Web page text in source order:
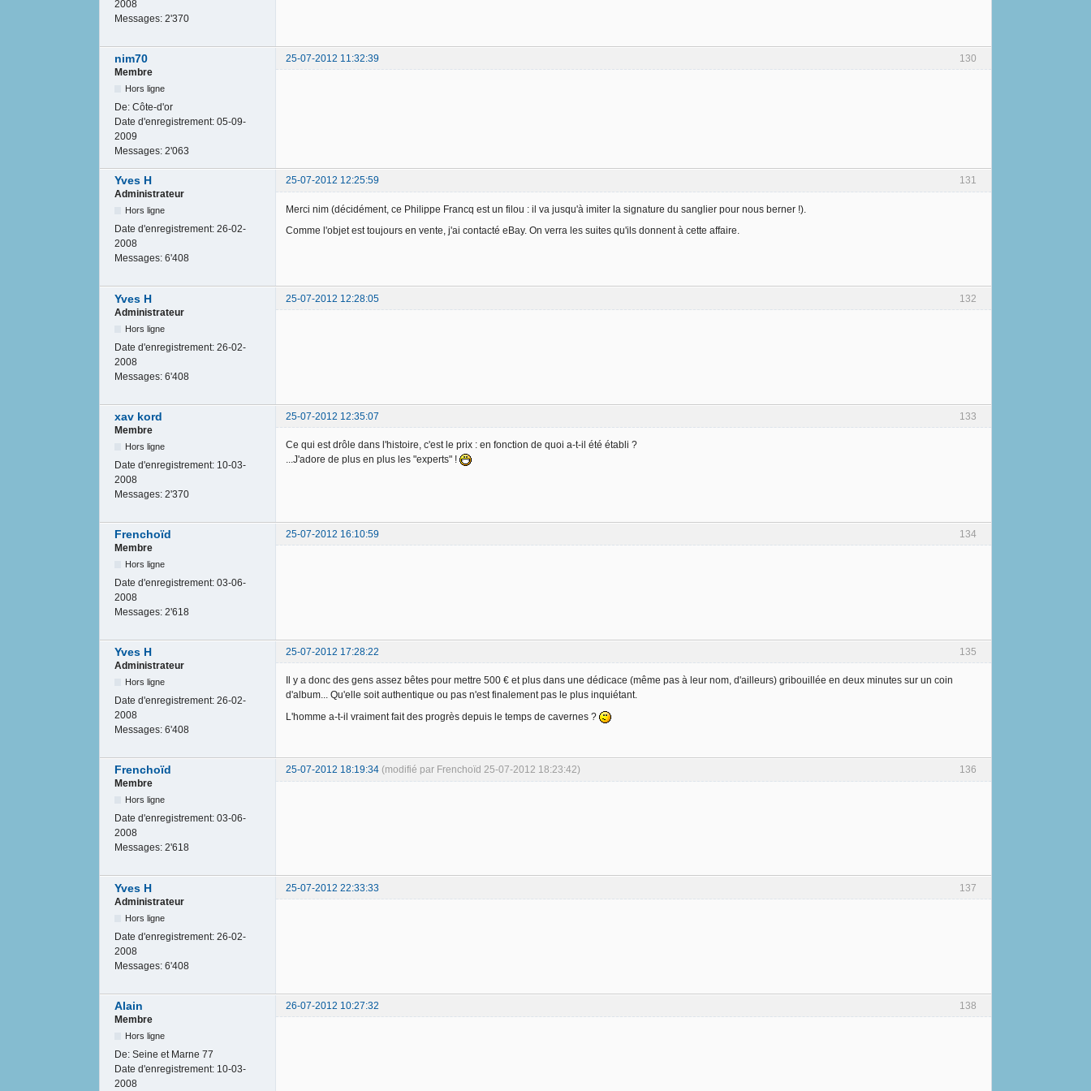
2008
Messages: 2'370
130
nim70
25-07-2012 11:32:39
Membre
Hors ligne
De: Côte-d'or
Date d'enregistrement: 05-09-
2009
Messages: 2'063
131
Yves H
25-07-2012 12:25:59
Administrateur
Hors ligne
Date d'enregistrement: 26-02-
2008
Messages: 6'408
Merci nim (décidément, ce Philippe Francq est un filou : il va jusqu'à imiter la signature du sanglier pour nous berner !).
Comme l'objet est toujours en vente, j'ai contacté eBay. On verra les suites qu'ils donnent à cette affaire.
132
Yves H
25-07-2012 12:28:05
Administrateur
Hors ligne
Date d'enregistrement: 26-02-
2008
Messages: 6'408
133
xav kord
25-07-2012 12:35:07
Membre
Hors ligne
Date d'enregistrement: 10-03-
2008
Messages: 2'370
Ce qui est drôle dans l'histoire, c'est le prix : en fonction de quoi a-t-il été établi ?
...J'adore de plus en plus les "experts" !
134
Frenchoïd
25-07-2012 16:10:59
Membre
Hors ligne
Date d'enregistrement: 03-06-
2008
Messages: 2'618
135
Yves H
25-07-2012 17:28:22
Administrateur
Hors ligne
Date d'enregistrement: 26-02-
2008
Messages: 6'408
Il y a donc des gens assez bêtes pour mettre 500 € et plus dans une dédicace (même pas à leur nom, d'ailleurs) gribouillée en deux minutes sur un coin
d'album... Qu'elle soit authentique ou pas n'est finalement pas le plus inquiétant.
L'homme a-t-il vraiment fait des progrès depuis le temps de cavernes ?
136
Frenchoïd 25-07-2012 18:19:34 (modifié par Frenchoïd 25-07-2012 18:23:42)
Membre
Hors ligne
Date d'enregistrement: 03-06-
2008
Messages: 2'618
137
Yves H
25-07-2012 22:33:33
Administrateur
Hors ligne
Date d'enregistrement: 26-02-
2008
Messages: 6'408
138
Alain
26-07-2012 10:27:32
Membre
Hors ligne
De: Seine et Marne 77
Date d'enregistrement: 10-03-
2008